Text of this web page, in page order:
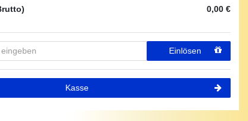
0,00 €
Einlösen
Kasse